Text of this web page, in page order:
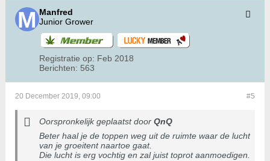
Manfred
Junior Grower
Registratie op: Feb 2018
Berichten: 563
#5
20 December 2019, 09:00
Oorspronkelijk geplaatst door QnQ
Beter haal je de toppen weg uit de ruimte waar de lucht
van je groeitent naartoe gaat.
Die lucht is erg vochtig en zal juist toprot aanmoedigen.